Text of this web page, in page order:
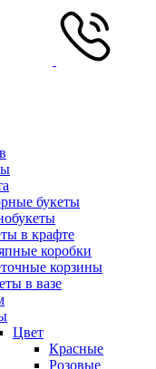
букеты
в крафте
коробки
корзины
в вазе
Цвет
Красные
Розовые